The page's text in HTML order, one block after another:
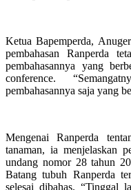
KetuaBapemperda,
pembahasan Ranperda
pembahasannya yang
conference.
pembahasannya saja yang
Mengenai Ranperda
tanaman, ia menjelaskan
undang nomor 28 tahun
Batang tubuh Ranperda
selesai dibahas. “Tinggal